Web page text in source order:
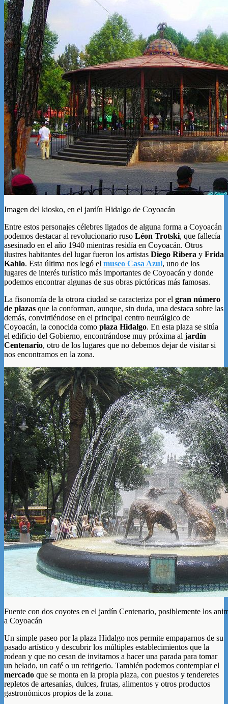
Imagen del kiosko, en el jardín Hidalgo de Coyoacán
Entre estos personajes célebres ligados de alguna forma a Coyoacán
podemos destacar al revolucionario ruso Léon Trotski, que fallecía
asesinado en el año 1940 mientras residía en Coyoacán. Otros
ilustres habitantes del lugar fueron los artistas Diego Ribera y Frida
Kahlo. Esta última nos legó el museo Casa Azul, uno de los
lugares de interés turístico más importantes de Coyoacán y donde
podemos encontrar algunas de sus obras pictóricas más famosas.
La fisonomía de la otrora ciudad se caracteriza por el gran número
de plazas que la conforman, aunque, sin duda, una destaca sobre las
demás, convirtiéndose en el principal centro neurálgico de
Coyoacán, la conocida como plaza Hidalgo. En esta plaza se sitúa
el edificio del Gobierno, encontrándose muy próxima al jardín
Centenario, otro de los lugares que no debemos dejar de visitar si
nos encontramos en la zona.
Fuente con dos coyotes en el jardín Centenario, posiblemente los
a Coyoacán
Un simple paseo por la plaza Hidalgo nos permite empaparnos de su
pasado artístico y descubrir los múltiples establecimientos que la
rodean y que no cesan de invitarnos a hacer una parada para tomar
un helado, un café o un refrigerio. También podemos contemplar el
mercado que se monta en la propia plaza, con puestos y tenderetes
repletos de artesanías, dulces, frutas, alimentos y otros productos
gastronómicos propios de la zona.